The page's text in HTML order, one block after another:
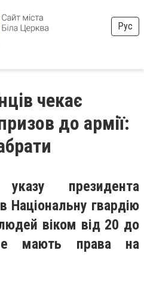
Рус
чекає
до армії:
президента
Національну гвардію
віком від 20 до
мають права на